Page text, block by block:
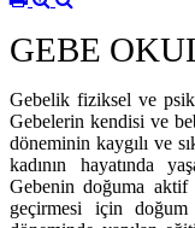
GEBE
Gebelik fiziksel ve
Gebelerin kendisi ve
döneminin kaygılı ve
kadının hayatında
Gebenin doğuma aktif
geçirmesi için